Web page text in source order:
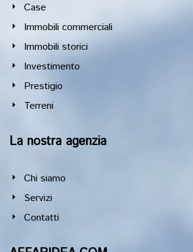
Case
Immobili commerciali
Immobili storici
Investimento
Prestigio
Terreni
La nostra agenzia
Chi siamo
Servizi
Contatti